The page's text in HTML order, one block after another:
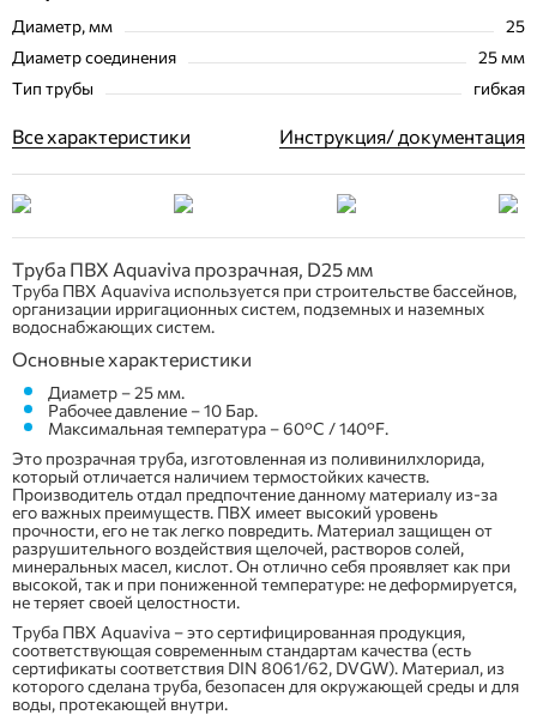
Диаметр, мм
25
Диаметр соединения
25 мм
Тип трубы
гибкая
Все характеристики Инструкция/ документация
Труба ПВХ Aquaviva прозрачная, D25 мм
Труба ПВХ Aquaviva используется при строительстве бассейнов,
организации ирригационных систем, подземных и наземных
водоснабжающих систем.
Основные характеристики
Диаметр – 25 мм.
Рабочее давление – 10 Бар.
Максимальная температура – 60°C / 140°F.
Это прозрачная труба, изготовленная из поливинилхлорида,
который отличается наличием термостойких качеств.
Производитель отдал предпочтение данному материалу из-за
его важных преимуществ. ПВХ имеет высокий уровень
прочности, его не так легко повредить. Материал защищен от
разрушительного воздействия щелочей, растворов солей,
минеральных масел, кислот. Он отлично себя проявляет как при
высокой, так и при пониженной температуре: не деформируется,
не теряет своей целостности.
Труба ПВХ Aquaviva – это сертифицированная продукция,
соответствующая современным стандартам качества (есть
сертификаты соответствия DIN 8061/62, DVGW). Материал, из
которого сделана труба, безопасен для окружающей среды и для
воды, протекающей внутри.